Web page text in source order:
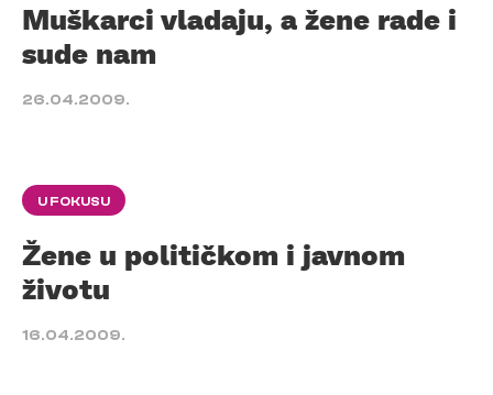
Muškarci vladaju, a žene rade i
sude nam
26.04.2009.
U FOKUSU
Žene u političkom i javnom
životu
16.04.2009.